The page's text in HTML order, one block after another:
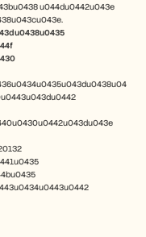
u044du0442u043e